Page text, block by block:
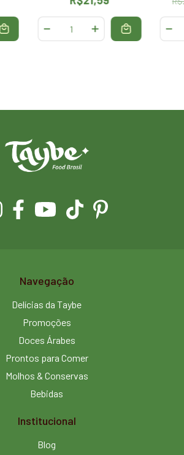
Navegação
Delícias da Taybe
Promoções
Doces Árabes
Prontos para Comer
Molhos & Conservas
Bebidas
Institucional
Blog